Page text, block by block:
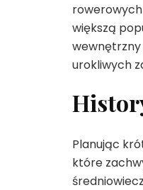
większą
wewnętrzny
urokliwych
Planując
które